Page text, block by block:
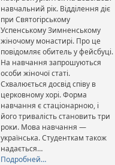
навчальний рік. Відділення діє
при Святогірському
Успенському Зимненському
жіночому монастирі. Про це
повідомляє обитель у фейсбуці.
На навчання запрошуються
особи жіночої статі.
Схвалюється досвід співу в
церковному хорі. Форма
навчання є стаціонарною, і
його тривалість становить три
роки. Мова навчання —
українська. Студенткам також
надається…
Подробней…